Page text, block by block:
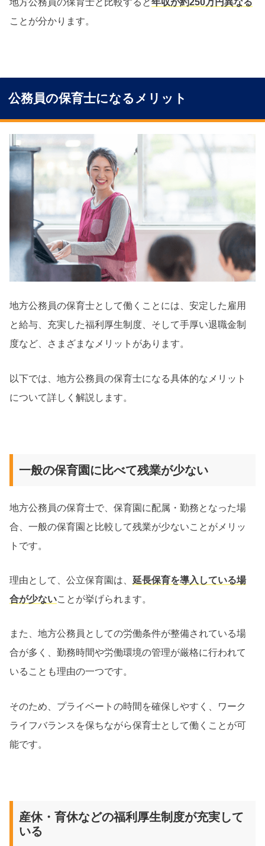
ことが分かります。
公務員の保育士になるメリット
地方公務員の保育士として働くことには、安定した雇用
と給与、充実した福利厚生制度、そして手厚い退職金制
度など、さまざまなメリットがあります。
以下では、地方公務員の保育士になる具体的なメリット
について詳しく解説します。
一般の保育園に比べて残業が少ない
地方公務員の保育士で、保育園に配属・勤務となった場
合、一般の保育園と比較して残業が少ないことがメリッ
トです。
理由として、公立保育園は、延長保育を導入している場
合が少ないことが挙げられます。
また、地方公務員としての労働条件が整備されている場
合が多く、勤務時間や労働環境の管理が厳格に行われて
いることも理由の一つです。
そのため、プライベートの時間を確保しやすく、ワーク
ライフバランスを保ちながら保育士として働くことが可
能です。
産休・育休などの福利厚生制度が充実して
いる